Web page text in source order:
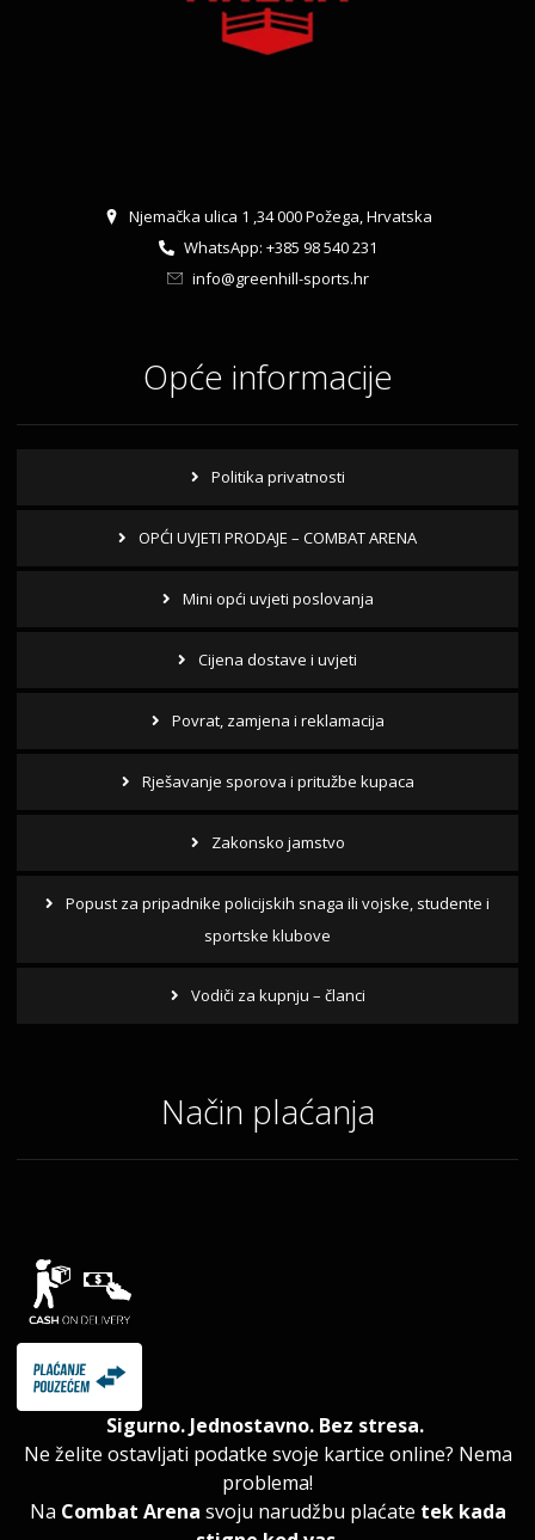
Njemačka ulica 1 ,34 000 Požega, Hrvatska
WhatsApp: +385 98 540 231
info@greenhill-sports.hr
Opće informacije
Politika privatnosti
OPĆI UVJETI PRODAJE – COMBAT ARENA
Mini opći uvjeti poslovanja
Cijena dostave i uvjeti
Povrat, zamjena i reklamacija
Rješavanje sporova i pritužbe kupaca
Zakonsko jamstvo
Popust za pripadnike policijskih snaga ili vojske, studente i
sportske klubove
Vodiči za kupnju – članci
Način plaćanja
Sigurno. Jednostavno. Bez stresa.
Ne želite ostavljati podatke svoje kartice online? Nema
problema!
Na Combat Arena svoju narudžbu plaćate tek kada